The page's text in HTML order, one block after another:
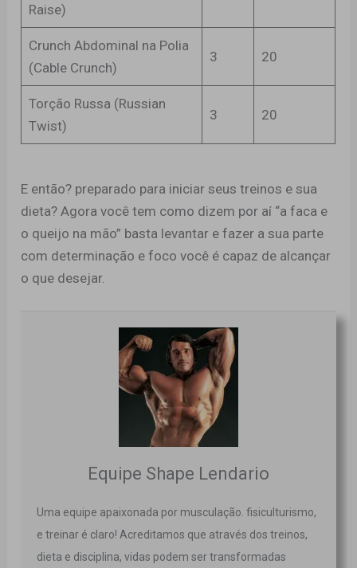
Raise)
Crunch Abdominal na Polia
(Cable Crunch)
3 20
Torção Russa (Russian
Twist)
3 20
E então? preparado para iniciar seus treinos e sua
dieta? Agora você tem como dizem por aí “a faca e
o queijo na mão” basta levantar e fazer a sua parte
com determinação e foco você é capaz de alcançar
o que desejar.
Equipe Shape Lendario
Uma equipe apaixonada por musculação. fisiculturismo,
e treinar é claro! Acreditamos que através dos treinos,
dieta e disciplina, vidas podem ser transformadas